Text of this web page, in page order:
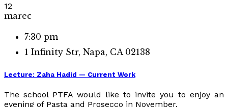
12
marec
7:30 pm
1 Infinity Str, Napa, CA 02138
Lecture: Zaha Hadid — Current Work
The school PTFA would like to invite you to enjoy an
evening of Pasta and Prosecco in November.